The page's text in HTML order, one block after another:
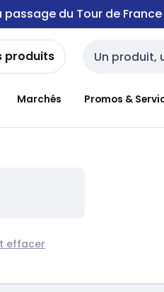
passage du Tour de
produits Entrée de
Marchés Promos &
effacer